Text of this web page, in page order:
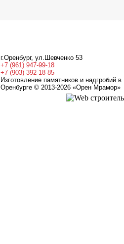
г.Оренбург, ул.Шевченко 53
+7 (961) 947-99-18
+7 (903) 392-18-85
Изготовление памятников и надгробий в
Оренбурге © 2013-2026 «Орен Мрамор»